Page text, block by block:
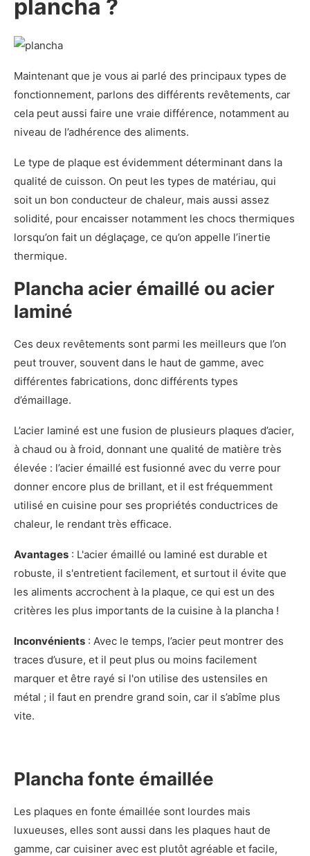
plancha ?
Maintenant que je vous ai parlé des principaux types de
fonctionnement, parlons des différents revêtements, car
cela peut aussi faire une vraie différence, notamment au
niveau de l’adhérence des aliments.
Le type de plaque est évidemment déterminant dans la
qualité de cuisson. On peut les types de matériau, qui
soit un bon conducteur de chaleur, mais aussi assez
solidité, pour encaisser notamment les chocs thermiques
lorsqu’on fait un déglaçage, ce qu’on appelle l’inertie
thermique.
Plancha acier émaillé ou acier
laminé
Ces deux revêtements sont parmi les meilleurs que l’on
peut trouver, souvent dans le haut de gamme, avec
différentes fabrications, donc différents types
d’émaillage.
L’acier laminé est une fusion de plusieurs plaques d’acier,
à chaud ou à froid, donnant une qualité de matière très
élevée : l’acier émaillé est fusionné avec du verre pour
donner encore plus de brillant, et il est fréquemment
utilisé en cuisine pour ses propriétés conductrices de
chaleur, le rendant très efficace.
Avantages : L'acier émaillé ou laminé est durable et
robuste, il s'entretient facilement, et surtout il évite que
les aliments accrochent à la plaque, ce qui est un des
critères les plus importants de la cuisine à la plancha !
Inconvénients : Avec le temps, l’acier peut montrer des
traces d’usure, et il peut plus ou moins facilement
marquer et être rayé si l'on utilise des ustensiles en
métal ; il faut en prendre grand soin, car il s’abîme plus
vite.
Plancha fonte émaillée
Les plaques en fonte émaillée sont lourdes mais
luxueuses, elles sont aussi dans les plaques haut de
gamme, car cuisiner avec est plutôt agréable et facile,